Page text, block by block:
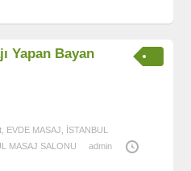
Yapan Bayan
, EVDE MASAJ
İSTANBUL
MASAJ SALONU
admin